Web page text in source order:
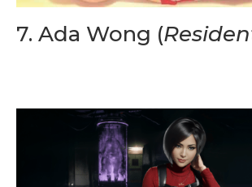
7. Ada Wong (